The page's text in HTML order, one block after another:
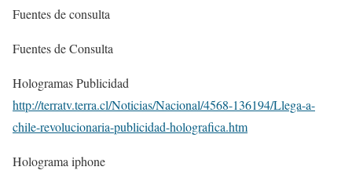
Fuentes de consulta
Fuentes de Consulta
Hologramas Publicidad
http://terratv.terra.cl/Noticias/Nacional/4568-136194/Llega-a-
chile-revolucionaria-publicidad-holografica.htm
Holograma iphone